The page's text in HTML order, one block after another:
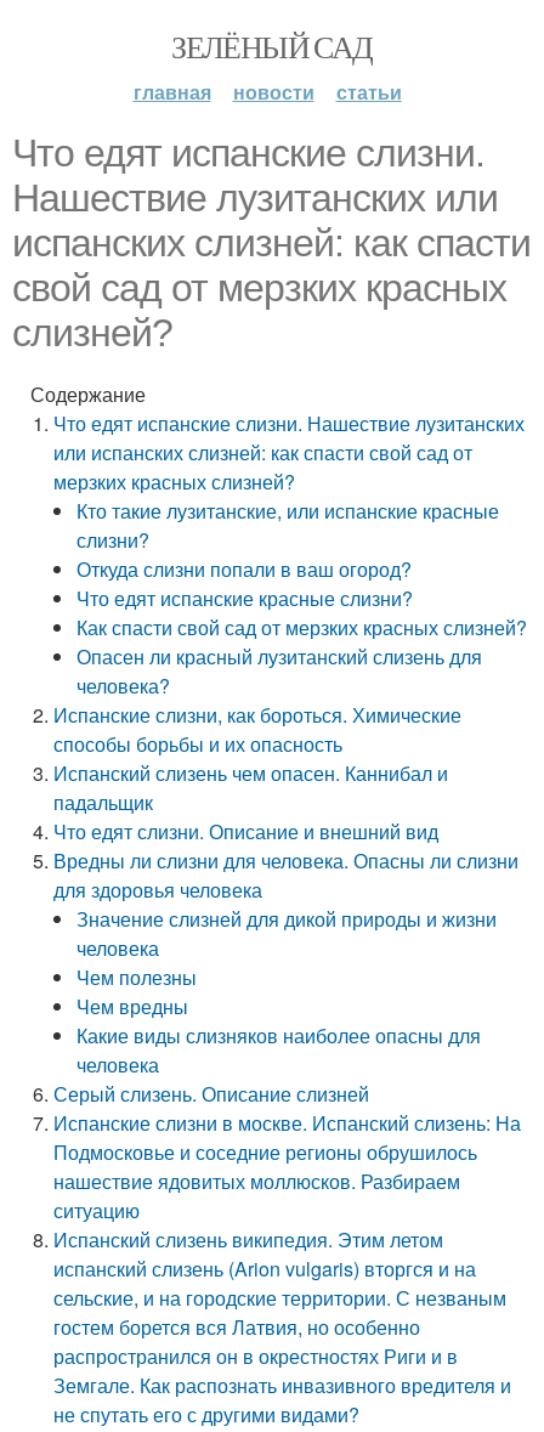
ЗЕЛЁНЫЙ САД
главная новости статьи
Что едят испанские слизни.
Нашествие лузитанских или
испанских слизней: как спасти
свой сад от мерзких красных
слизней?
Содержание
Что едят испанские слизни. Нашествие лузитанских
или испанских слизней: как спасти свой сад от
мерзких красных слизней?
Кто такие лузитанские, или испанские красные
слизни?
Откуда слизни попали в ваш огород?
Что едят испанские красные слизни?
Как спасти свой сад от мерзких красных слизней?
Опасен ли красный лузитанский слизень для
человека?
Испанские слизни, как бороться. Химические
способы борьбы и их опасность
Испанский слизень чем опасен. Каннибал и
падальщик
Что едят слизни. Описание и внешний вид
Вредны ли слизни для человека. Опасны ли слизни
для здоровья человека
Значение слизней для дикой природы и жизни
человека
Чем полезны
Чем вредны
Какие виды слизняков наиболее опасны для
человека
Серый слизень. Описание слизней
Испанские слизни в москве. Испанский слизень: На
Подмосковье и соседние регионы обрушилось
нашествие ядовитых моллюсков. Разбираем
ситуацию
Испанский слизень википедия. Этим летом
испанский слизень (Arion vulgaris) вторгся и на
сельские, и на городские территории. С незваным
гостем борется вся Латвия, но особенно
распространился он в окрестностях Риги и в
Земгале. Как распознать инвазивного вредителя и
не спутать его с другими видами?